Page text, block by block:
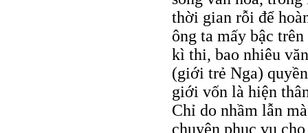
thời gian rỗi để
ông ta mấy bậc
kì thi, bao nhiêu
(giới trẻ Nga)
giới vốn là hiện
Chỉ do nhầm lẫn
chuyên phục vụ